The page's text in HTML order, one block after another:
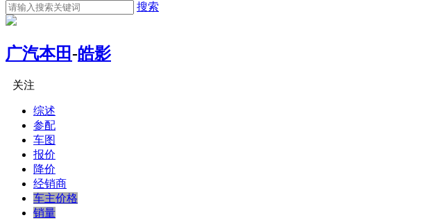
搜索
广汽本田-皓影
关注
综述
参配
车图
报价
降价
经销商
车主价格
销量